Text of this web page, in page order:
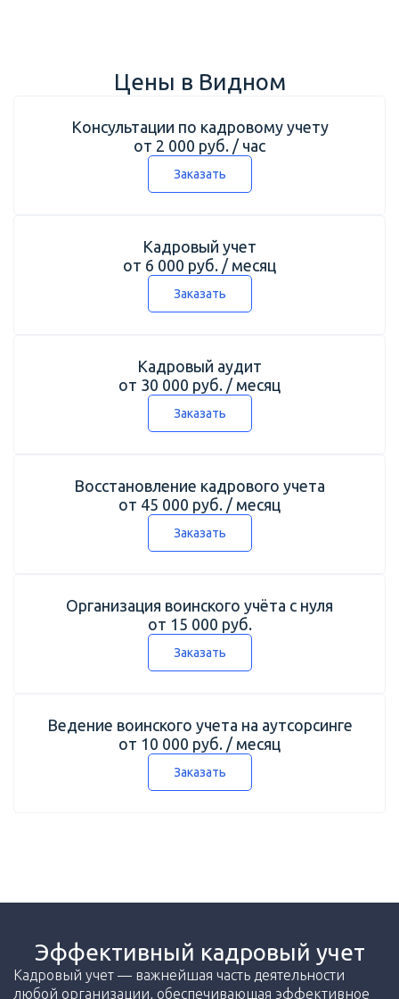
Цены в Видном
Консультации по кадровому учету
от 2 000 руб. / час
Заказать
Кадровый учет
от 6 000 руб. / месяц
Заказать
Кадровый аудит
от 30 000 руб. / месяц
Заказать
Восстановление кадрового учета
от 45 000 руб. / месяц
Заказать
Организация воинского учёта с нуля
от 15 000 руб.
Заказать
Ведение воинского учета на аутсорсинге
от 10 000 руб. / месяц
Заказать
Эффективный кадровый учет
Кадровый учет — важнейшая часть деятельности
любой организации, обеспечивающая эффективное